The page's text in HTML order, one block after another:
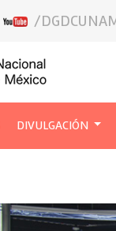
/
DIVULGACIÓN